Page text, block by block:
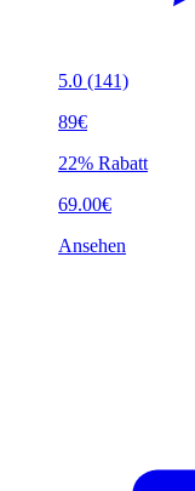
5.0 (141)
89€
22% Rabatt
69.00€
Ansehen